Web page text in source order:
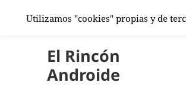
El Rincón
Androide
Utilizamos "cookies" propias y de